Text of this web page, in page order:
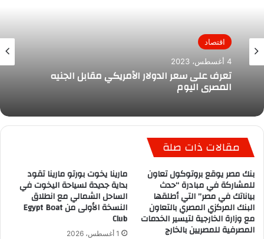
اقتصاد
4 أغسطس، 2023
تعرف على سعر الدولار الأمريكي مقابل الجنيه
المصري اليوم
مقالات ذات صلة
بنك مصر يوقع بروتوكول تعاون
للمشاركة في مبادرة “حدث
بياناتك في مصر” التي أطلقها
البنك المركزي المصري بالتعاون
مع وزارة الخارجية لتيسير الخدمات
المصرفية للمصريين بالخارج
مارينا يخوت بورتو مارينا تقود
بداية جديدة لسياحة اليخوت في
الساحل الشمالي مع انطلاق
النسخة الأولى من Egypt Boat
Club
1 أغسطس، 2026